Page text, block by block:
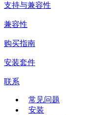
支持与兼容性
兼容性
购买指南
安装套件
联系
常见问题
安装